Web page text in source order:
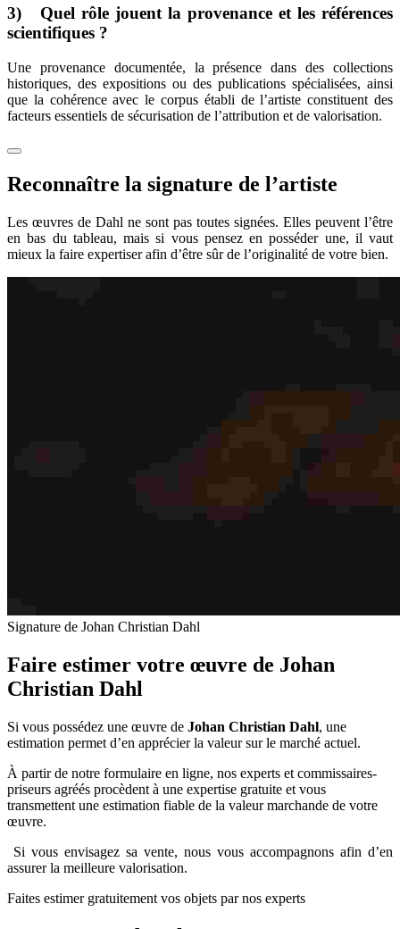
3) Quel rôle jouent la provenance et les références
scientifiques ?
Une provenance documentée, la présence dans des collections
historiques, des expositions ou des publications spécialisées, ainsi
que la cohérence avec le corpus établi de l’artiste constituent des
facteurs essentiels de sécurisation de l’attribution et de valorisation.
Reconnaître la signature de l’artiste
Les œuvres de Dahl ne sont pas toutes signées. Elles peuvent l’être
en bas du tableau, mais si vous pensez en posséder une, il vaut
mieux la faire expertiser afin d’être sûr de l’originalité de votre bien.
Signature de Johan Christian Dahl
Faire estimer votre œuvre de Johan
Christian Dahl
Si vous possédez une œuvre de Johan Christian Dahl, une
estimation permet d’en apprécier la valeur sur le marché actuel.
À partir de notre formulaire en ligne, nos experts et commissaires-
priseurs agréés procèdent à une expertise gratuite et vous
transmettent une estimation fiable de la valeur marchande de votre
œuvre.
Si vous envisagez sa vente, nous vous accompagnons afin d’en
assurer la meilleure valorisation.
Faites estimer gratuitement vos objets par nos experts